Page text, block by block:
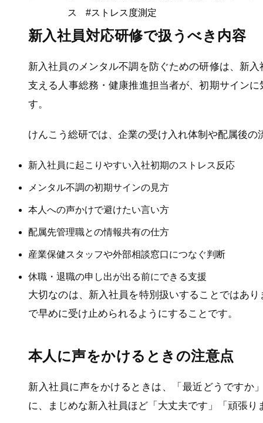
新入社員対応研修で扱うべき内容
新入社員のメンタル不調を防ぐための研修は、新
支える人事総務・健康推進担当者が、初期サイン
す。
けんこう総研では、企業の受け入れ体制や配属後
新入社員に起こりやすい入社初期のストレス反応
メンタル不調の初期サインの見方
本人への声かけで避けたい言い方
配属先管理職との情報共有の仕方
産業保健スタッフや外部相談窓口につなぐ判断
休職・退職の申し出が出る前にできる支援
大切なのは、新入社員を特別扱いすることではあ
で早めに受け止められるようにすることです。
本人に声をかけるときの注意点
新入社員に声をかけるときは、「最近どうですか
に、まじめな新入社員ほど「大丈夫です」「頑張り
ス
#ストレス度測定